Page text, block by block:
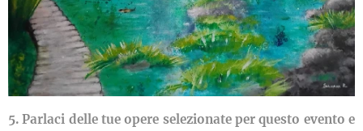
5. Parlaci delle tue opere selezionate per questo evento e